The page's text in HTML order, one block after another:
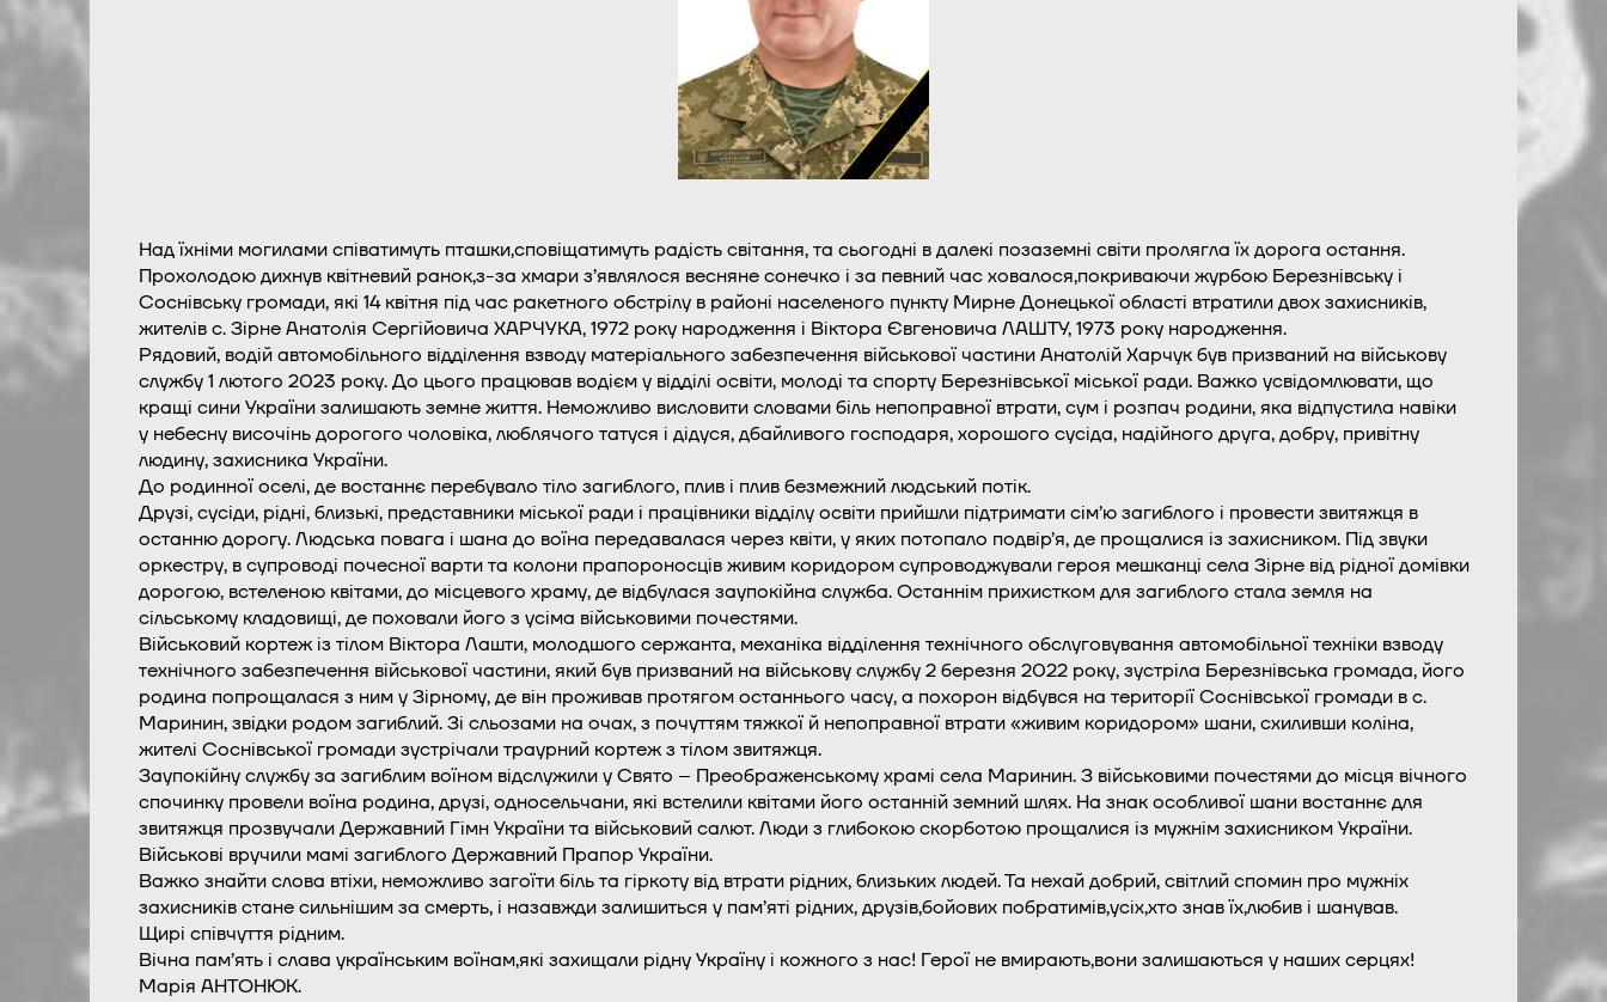
Над їхніми могилами співатимуть пташки,сповіщатимуть радість світання, та сьогодні в далекі позаземні світи пролягла їх дорога остання.
Прохолодою дихнув квітневий ранок,з-за хмари з’являлося весняне сонечко і за певний час ховалося,покриваючи журбою Березнівську і
Соснівську громади, які 14 квітня під час ракетного обстрілу в районі населеного пункту Мирне Донецької області втратили двох захисників,
жителів с. Зірне Анатолія Сергійовича ХАРЧУКА, 1972 року народження і Віктора Євгеновича ЛАШТУ, 1973 року народження.
Рядовий, водій автомобільного відділення взводу матеріального забезпечення військової частини Анатолій Харчук був призваний на військову
службу 1 лютого 2023 року. До цього працював водієм у відділі освіти, молоді та спорту Березнівської міської ради. Важко усвідомлювати, що
кращі сини України залишають земне життя. Неможливо висловити словами біль непоправної втрати, сум і розпач родини, яка відпустила навіки
у небесну височінь дорогого чоловіка, люблячого татуся і дідуся, дбайливого господаря, хорошого сусіда, надійного друга, добру, привітну
людину, захисника України.
До родинної оселі, де востаннє перебувало тіло загиблого, плив і плив безмежний людський потік.
Друзі, сусіди, рідні, близькі, представники міської ради і працівники відділу освіти прийшли підтримати сім’ю загиблого і провести звитяжця в
останню дорогу. Людська повага і шана до воїна передавалася через квіти, у яких потопало подвір’я, де прощалися із захисником. Під звуки
оркестру, в супроводі почесної варти та колони прапороносців живим коридором супроводжували героя мешканці села Зірне від рідної домівки
дорогою, встеленою квітами, до місцевого храму, де відбулася заупокійна служба. Останнім прихистком для загиблого стала земля на
сільському кладовищі, де поховали його з усіма військовими почестями.
Військовий кортеж із тілом Віктора Лашти, молодшого сержанта, механіка відділення технічного обслуговування автомобільної техніки взводу
технічного забезпечення військової частини, який був призваний на військову службу 2 березня 2022 року, зустріла Березнівська громада, його
родина попрощалася з ним у Зірному, де він проживав протягом останнього часу, а похорон відбувся на території Соснівської громади в с.
Маринин, звідки родом загиблий. Зі сльозами на очах, з почуттям тяжкої й непоправної втрати «живим коридором» шани, схиливши коліна,
жителі Соснівської громади зустрічали траурний кортеж з тілом звитяжця.
Заупокійну службу за загиблим воїном відслужили у Свято – Преображенському храмі села Маринин. З військовими почестями до місця вічного
спочинку провели воїна родина, друзі, односельчани, які встелили квітами його останній земний шлях. На знак особливої шани востаннє для
звитяжця прозвучали Державний Гімн України та військовий салют. Люди з глибокою скорботою прощалися із мужнім захисником України.
Військові вручили мамі загиблого Державний Прапор України.
Важко знайти слова втіхи, неможливо загоїти біль та гіркоту від втрати рідних, близьких людей. Та нехай добрий, світлий спомин про мужніх
захисників стане сильнішим за смерть, і назавжди залишиться у пам’яті рідних, друзів,бойових побратимів,усіх,хто знав їх,любив і шанував.
Щирі співчуття рідним.
Вічна пам’ять і слава українським воїнам,які захищали рідну Україну і кожного з нас! Герої не вмирають,вони залишаються у наших серцях!
Марія АНТОНЮК.